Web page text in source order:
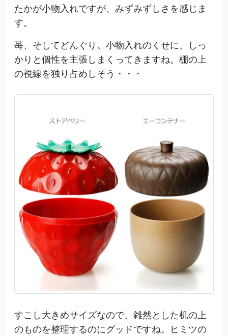
たかが小物入れですが、みずみずしさを感じま
す。
苺、そしてどんぐり。小物入れのくせに、しっ
かりと個性を主張しまくってきますね。棚の上
の視線を独り占めしそう・・・
すこし大きめサイズなので、雑然とした机の上
のものを整理するのにグッドですね。ヒミツの